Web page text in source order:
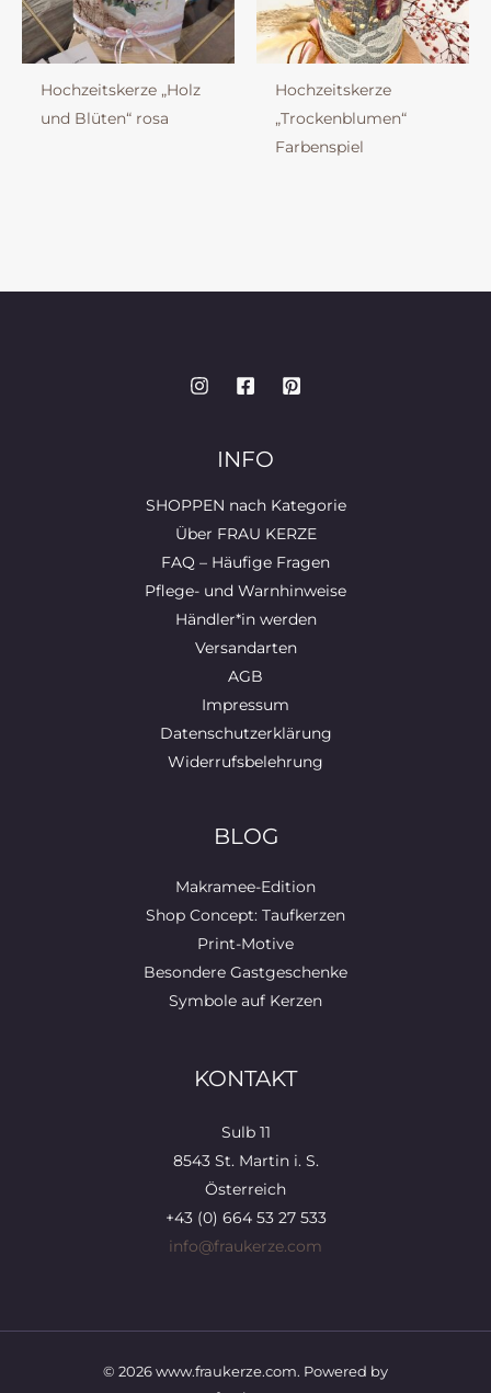
Hochzeitskerze „Holz
und Blüten“ rosa
Hochzeitskerze
„Trockenblumen“
Farbenspiel
INFO
SHOPPEN nach Kategorie
Über FRAU KERZE
FAQ – Häufige Fragen
Pflege- und Warnhinweise
Händler*in werden
Versandarten
AGB
Impressum
Datenschutzerklärung
Widerrufsbelehrung
BLOG
Makramee-Edition
Shop Concept: Taufkerzen
Print-Motive
Besondere Gastgeschenke
Symbole auf Kerzen
KONTAKT
Sulb 11
8543 St. Martin i. S.
Österreich
+43 (0) 664 53 27 533
info@fraukerze.com
© 2026 www.fraukerze.com. Powered by